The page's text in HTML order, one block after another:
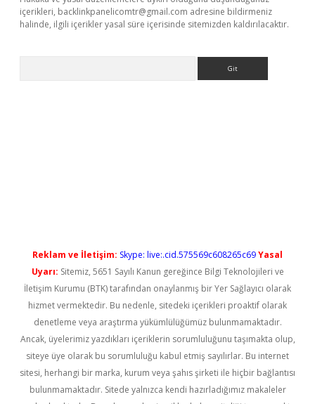
içerikleri, backlinkpanelicomtr@gmail.com adresine bildirmeniz
halinde, ilgili içerikler yasal süre içerisinde sitemizden kaldırılacaktır.
Reklam ve İletişim: Skype: live:.cid.575569c608265c69Yasal
Uyarı: Sitemiz, 5651 Sayılı Kanun gereğince Bilgi Teknolojileri ve
İletişim Kurumu (BTK) tarafından onaylanmış bir Yer Sağlayıcı olarak
hizmet vermektedir. Bu nedenle, sitedeki içerikleri proaktif olarak
denetleme veya araştırma yükümlülüğümüz bulunmamaktadır.
Ancak, üyelerimiz yazdıkları içeriklerin sorumluluğunu taşımakta olup,
siteye üye olarak bu sorumluluğu kabul etmiş sayılırlar. Bu internet
sitesi, herhangi bir marka, kurum veya şahıs şirketi ile hiçbir bağlantısı
bulunmamaktadır. Sitede yalnızca kendi hazırladığımız makaleler